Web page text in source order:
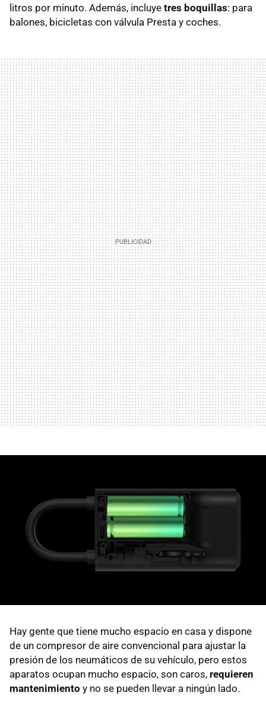
litros por minuto. Además, incluye tres boquillas: para
balones, bicicletas con válvula Presta y coches.
Hay gente que tiene mucho espacio en casa y dispone
de un compresor de aire convencional para ajustar la
presión de los neumáticos de su vehículo, pero estos
aparatos ocupan mucho espacio, son caros, requieren
mantenimiento y no se pueden llevar a ningún lado.